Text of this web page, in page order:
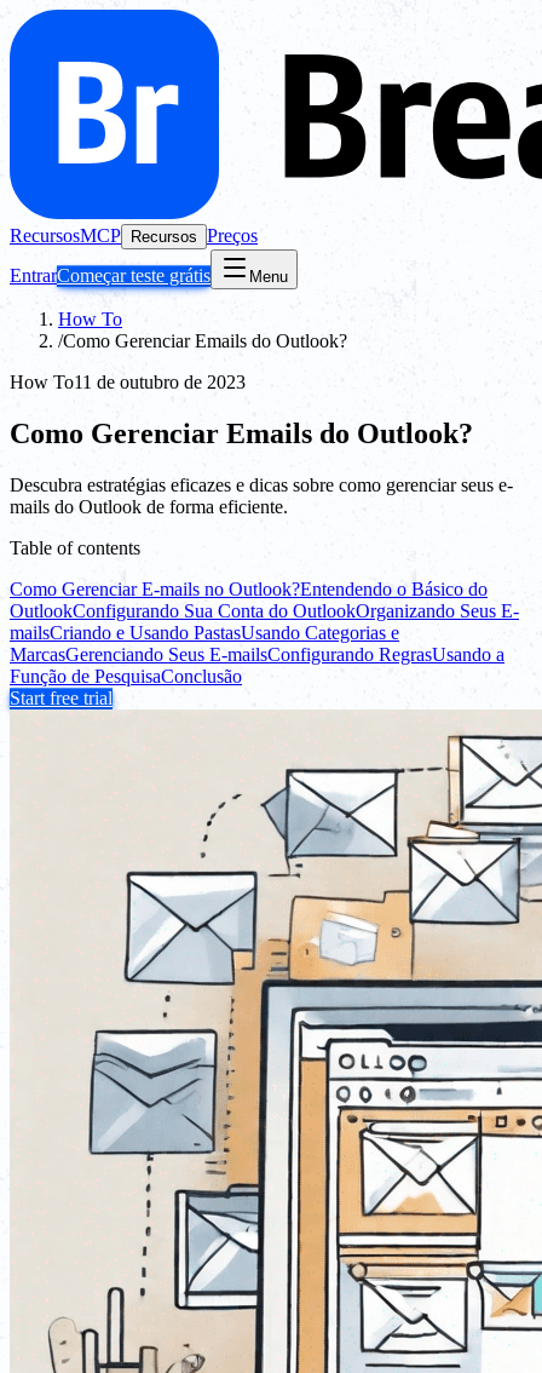
RecursosMCP Recursos Preços
EntrarComeçar teste grátis Menu
How To
/Como Gerenciar Emails do Outlook?
How To11 de outubro de 2023
Como Gerenciar Emails do Outlook?
Descubra estratégias eficazes e dicas sobre como gerenciar seus e-
mails do Outlook de forma eficiente.
Table of contents
Como Gerenciar E-mails no Outlook?Entendendo o Básico do
OutlookConfigurando Sua Conta do OutlookOrganizando Seus E-
mailsCriando e Usando PastasUsando Categorias e
MarcasGerenciando Seus E-mailsConfigurando RegrasUsando a
Função de PesquisaConclusão
Start free trial